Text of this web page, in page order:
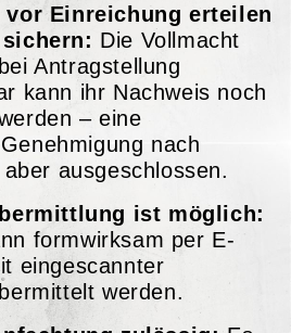
vor Einreichung erteilen
Die Vollmacht
Antragstellung
kann ihr Nachweis noch
– eine
nach
ausgeschlossen.
ist möglich:
formwirksam per E-
eingescannter
werden.